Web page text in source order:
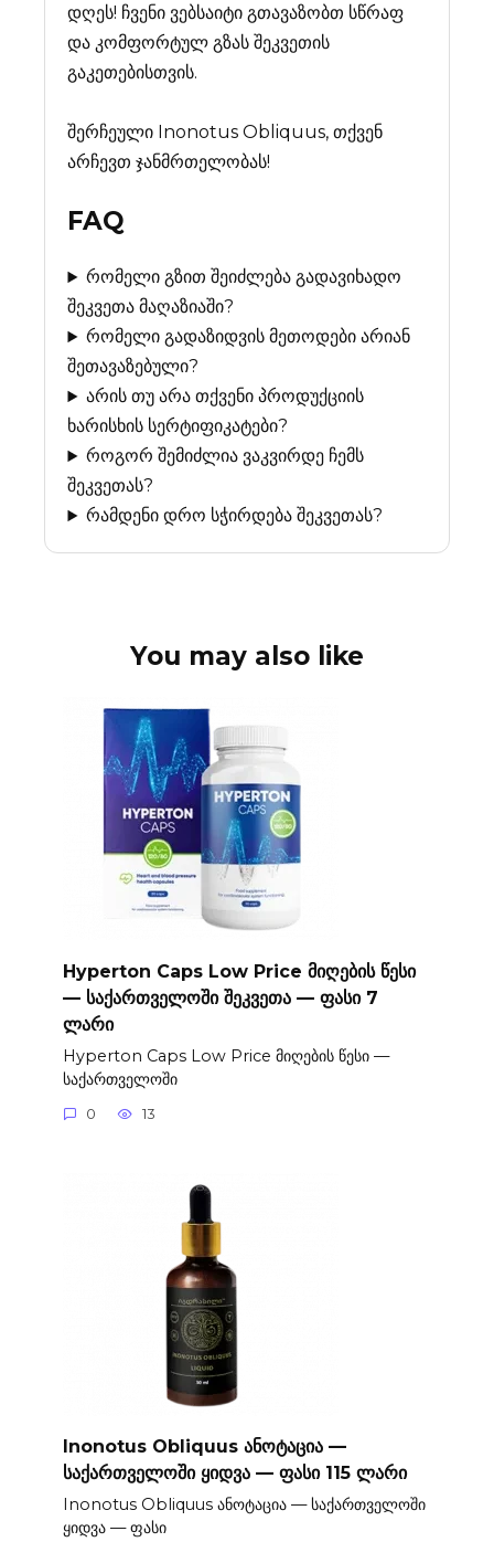
დღეს! ჩვენი ვებსაიტი გთავაზობთ სწრაფ
და კომფორტულ გზას შეკვეთის
გაკეთებისთვის.
შერჩეული Inonotus Obliquus, თქვენ
არჩევთ ჯანმრთელობას!
FAQ
რომელი გზით შეიძლება გადავიხადო
შეკვეთა მაღაზიაში?
რომელი გადაზიდვის მეთოდები არიან
შეთავაზებული?
არის თუ არა თქვენი პროდუქციის
ხარისხის სერტიფიკატები?
როგორ შემიძლია ვაკვირდე ჩემს
შეკვეთას?
რამდენი დრო სჭირდება შეკვეთას?
You may also like
Hyperton Caps Low Price მიღების წესი
— საქართველოში შეკვეთა — ფასი 7
ლარი
Hyperton Caps Low Price მიღების წესი —
საქართველოში
0 13
Inonotus Obliquus ანოტაცია —
საქართველოში ყიდვა — ფასი 115 ლარი
Inonotus Obliquus ანოტაცია — საქართველოში
ყიდვა — ფასი